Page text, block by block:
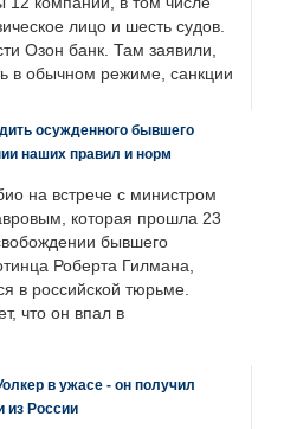
лицо и шесть судов.
Озон банк. Там заявили,
в обычном режиме, санкции
осужденного бывшего
наших правил и норм
на встрече с министром
которая прошла 23
бывшего
Роберта Гилмана,
в российской тюрьме.
что он впал в
в ужасе - он получил
из России